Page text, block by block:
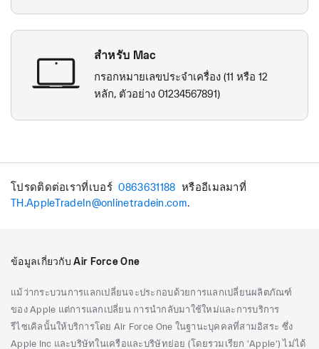
สำหรับ Mac
กรอกหมายเลขประจำเครื่อง (11 หรือ 12
หลัก, ตัวอย่าง 01234567891)
โปรดติดต่อเราที่เบอร์0863631188 หรืออีเมลมาที่
TH.AppleTradeIn@onlinetradein.com.
ข้อมูลเกี่ยวกับ Air Force One
แม้ว่ากระบวนการแลกเปลี่ยนจะประกอบด้วยการแลกเปลี่ยนผลิตภัณฑ์
ของ Apple แต่การแลกเปลี่ยน การนำกลับมาใช้ใหม่และการบริการ
รีไซเคิลนั้นให้บริการโดย Air Force One ในฐานะบุคคลที่สามอิสระ ซึ่ง
Apple Inc และบริษัทในเครือและบริษัทย่อย (โดยรวมเรียก 'Apple') ไม่ได้